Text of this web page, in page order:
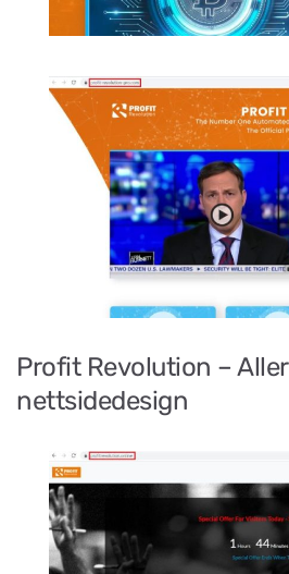
Profit Revolution –
nettsidedesign